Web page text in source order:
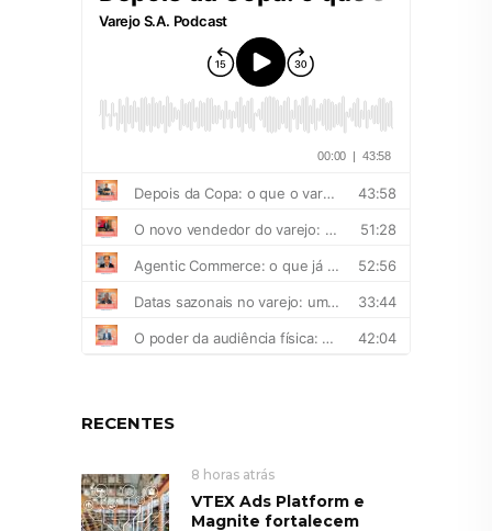
RECENTES
8 horas atrás
VTEX Ads Platform e
Magnite fortalecem